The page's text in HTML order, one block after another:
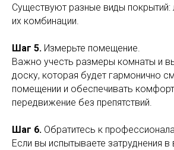
Существуют разные виды покрытий:
их комбинации.
Шаг 5. Измерьте помещение.
Важно учесть размеры комнаты и
доску, которая будет гармонично
помещении и обеспечивать
передвижение без препятствий.
Шаг 6. Обратитесь к
Если вы испытываете затруднения